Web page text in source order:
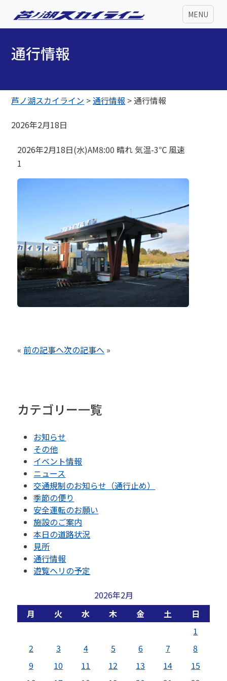
MENU
通行情報
芦ノ湖スカイライン >通行情報 >通行情報
2026年2月18日
2026年2月18日(水)AM8:00 晴れ 気温-3℃ 風速
1
«前の記事へ次の記事へ »
カテゴリー一覧
お知らせ
その他
イベント情報
ニュース
交通規制のお知らせ（通行止め）
季節の便り
安全運転のお願い
施設のご案内
本日の道路状況
見所
通行情報
遊覧ヘリの予定
2026年2月
月
火 水 木 金 土
日
1
2
3 4 5 6 7
8
9
10 11 12 13 14
15